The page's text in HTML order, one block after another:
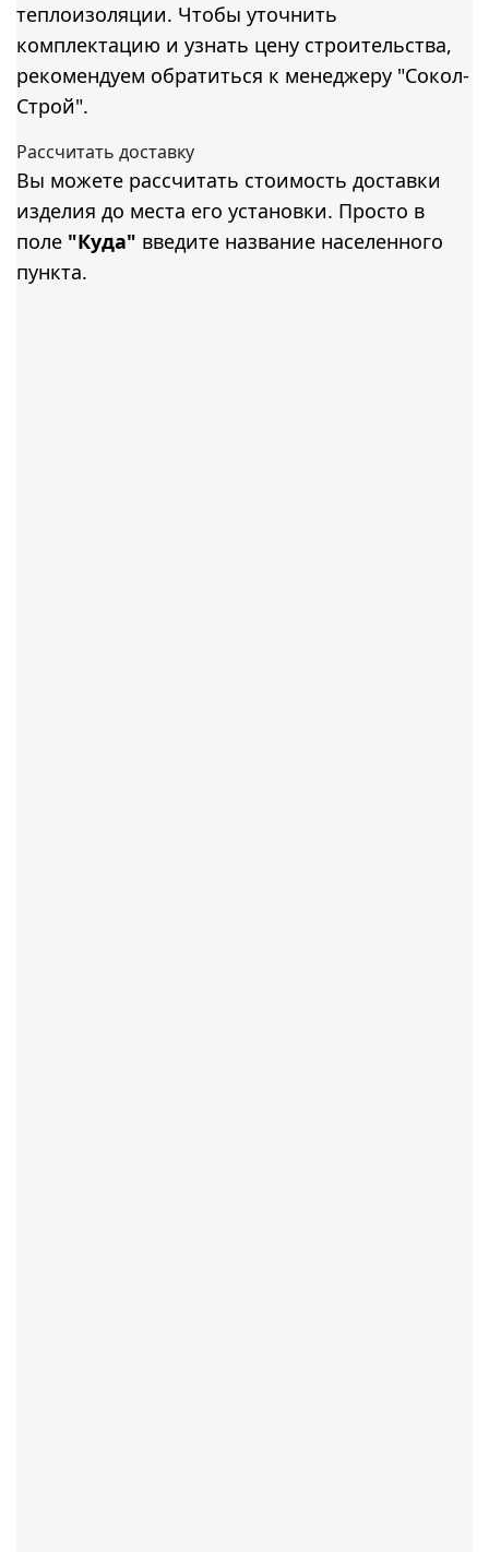
теплоизоляции. Чтобы уточнить
комплектацию и узнать цену строительства,
рекомендуем обратиться к менеджеру "Сокол-
Строй".
Рассчитать доставку
Вы можете рассчитать стоимость доставки
изделия до места его установки. Просто в
поле "Куда" введите название населенного
пункта.